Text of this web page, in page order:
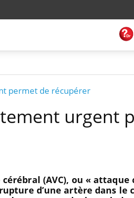
permet de récupérer
urgent
cérébral (AVC), ou «
d’une artère dans le